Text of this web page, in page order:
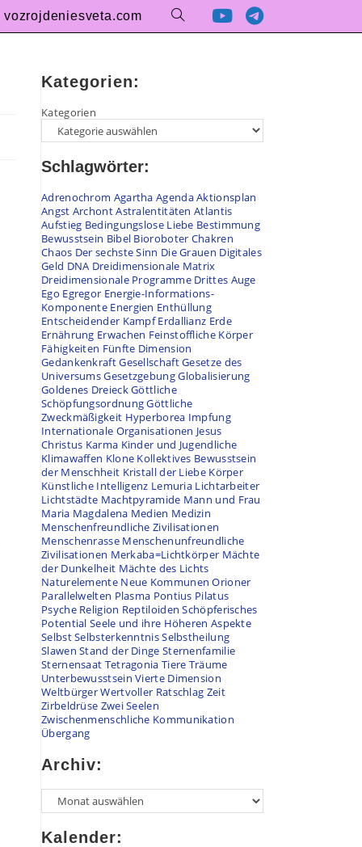
vozrojdeniesveta.com
Kategorien:
Kategorien
Schlagwörter:
Adrenochrom Agartha AgendaAktionsplan
Angst ArchontAstralentitäten Atlantis
Aufstieg Bedingungslose Liebe Bestimmung
Bewusstsein Bibel Bioroboter Chakren
Chaos Der sechste Sinn Die Grauen Digitales
Geld DNA Dreidimensionale Matrix
Dreidimensionale Programme Drittes Auge
Ego Egregor Energie-Informations-
Komponente Energien Enthüllung
Entscheidender Kampf Erdallianz Erde
Ernährung Erwachen Feinstoffliche Körper
Fähigkeiten Fünfte Dimension
GedankenkraftGesellschaftGesetze des
UniversumsGesetzgebungGlobalisierung
Goldenes DreieckGöttliche
SchöpfungsordnungGöttliche
Zweckmäßigkeit Hyperborea Impfung
Internationale Organisationen Jesus
Christus Karma Kinder und Jugendliche
Klimawaffen Klone Kollektives Bewusstsein
der Menschheit Kristall der Liebe Körper
Künstliche Intelligenz Lemuria Lichtarbeiter
Lichtstädte Machtpyramide Mann und Frau
Maria Magdalena Medien Medizin
Menschenfreundliche Zivilisationen
Menschenrasse Menschenunfreundliche
Zivilisationen Merkaba=Lichtkörper Mächte
der Dunkelheit Mächte des Lichts
Naturelemente Neue Kommunen Orioner
Parallelwelten Plasma Pontius Pilatus
Psyche Religion Reptiloiden Schöpferisches
Potential Seele und ihre Höheren Aspekte
SelbstSelbsterkenntnisSelbstheilung
Slawen Stand der Dinge Sternenfamilie
Sternensaat Tetragonia Tiere Träume
Unterbewusstsein Vierte Dimension
WeltbürgerWertvoller Ratschlag Zeit
Zirbeldrüse Zwei Seelen
Zwischenmenschliche Kommunikation
Übergang
Archiv:
Kalender: